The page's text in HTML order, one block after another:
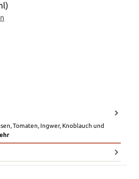
Wert ein oder benutze die
Tomaten, Ingwer, Knoblauch und